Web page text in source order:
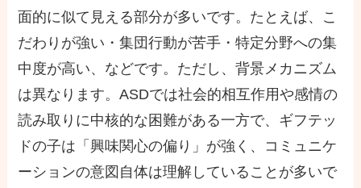
面的に似て見える部分が多いです。たとえば、こ
だわりが強い・集団行動が苦手・特定分野への集
中度が高い、などです。ただし、背景メカニズム
は異なります。ASDでは社会的相互作用や感情の
読み取りに中核的な困難がある一方で、ギフテッ
ドの子は「興味関心の偏り」が強く、コミュニケ
ーションの意図自体は理解していることが多いで